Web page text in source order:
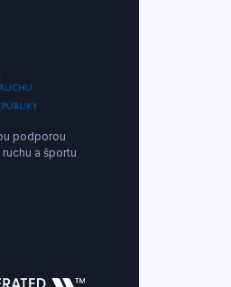
podporou
a športu